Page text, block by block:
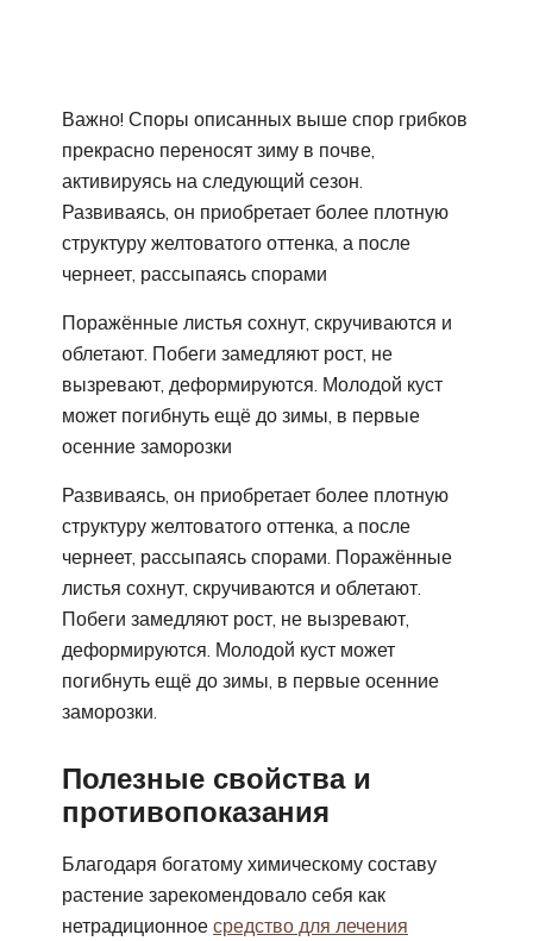
Важно! Споры описанных выше спор грибков
прекрасно переносят зиму в почве,
активируясь на следующий сезон.
Развиваясь, он приобретает более плотную
структуру желтоватого оттенка, а после
чернеет, рассыпаясь спорами
Поражённые листья сохнут, скручиваются и
облетают. Побеги замедляют рост, не
вызревают, деформируются. Молодой куст
может погибнуть ещё до зимы, в первые
осенние заморозки
Развиваясь, он приобретает более плотную
структуру желтоватого оттенка, а после
чернеет, рассыпаясь спорами. Поражённые
листья сохнут, скручиваются и облетают.
Побеги замедляют рост, не вызревают,
деформируются. Молодой куст может
погибнуть ещё до зимы, в первые осенние
заморозки.
Полезные свойства и
противопоказания
Благодаря богатому химическому составу
растение зарекомендовало себя как
нетрадиционное средство для лечения